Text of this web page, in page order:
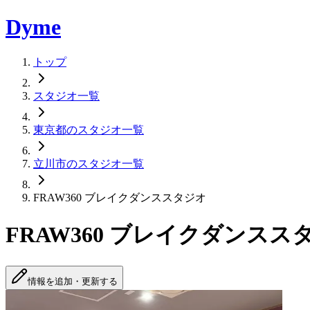
Dyme
トップ
スタジオ一覧
東京都のスタジオ一覧
立川市のスタジオ一覧
FRAW360 ブレイクダンススタジオ
FRAW360 ブレイクダンスス
情報を追加・更新する